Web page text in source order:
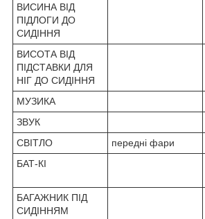
ВИСИНА ВІД
ПІДЛОГИ ДО
СИДІННЯ
ВИСОТА ВІД
ПІДСТАВКИ ДЛЯ
НІГ ДО СИДІННЯ
МУЗИКА
ЗВУК
СВІТЛО
передні фари
БАТ-КІ
БАГАЖНИК ПІД
СИДІННЯМ